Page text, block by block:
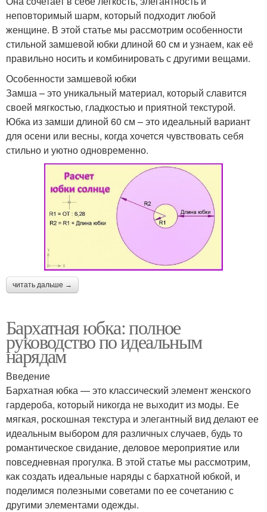
неповторимый шарм, который подходит любой
женщине. В этой статье мы рассмотрим особенности
стильной замшевой юбки длиной 60 см и узнаем, как её
правильно носить и комбинировать с другими вещами.
Особенности замшевой юбки
Замша – это уникальный материал, который славится
своей мягкостью, гладкостью и приятной текстурой.
Юбка из замши длиной 60 см – это идеальный вариант
для осени или весны, когда хочется чувствовать себя
стильно и уютно одновременно.
читать дальше →
Бархатная юбка: полное
руководство по идеальным
нарядам
Введение
Бархатная юбка — это классический элемент женского
гардероба, который никогда не выходит из моды. Ее
мягкая, роскошная текстура и элегантный вид делают ее
идеальным выбором для различных случаев, будь то
романтическое свидание, деловое мероприятие или
повседневная прогулка. В этой статье мы рассмотрим,
как создать идеальные наряды с бархатной юбкой, и
поделимся полезными советами по ее сочетанию с
другими элементами одежды.